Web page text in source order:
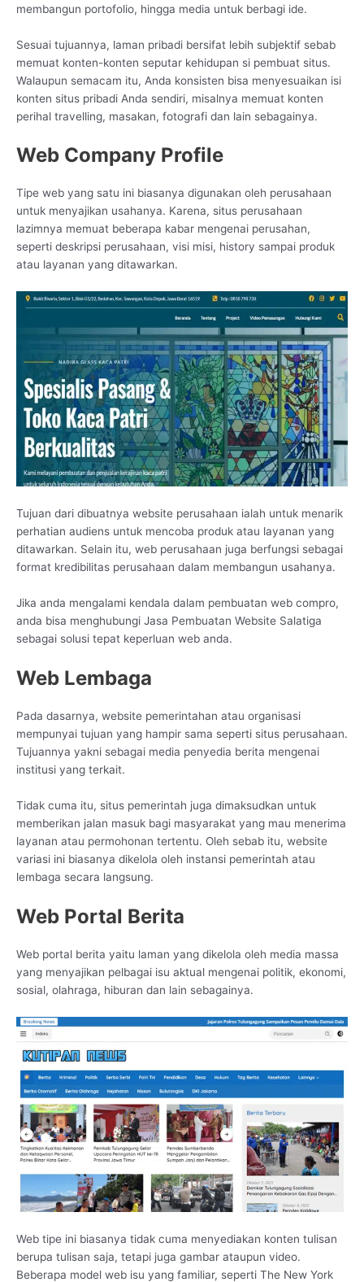
membangun portofolio, hingga media untuk berbagi ide.
Sesuai tujuannya, laman pribadi bersifat lebih subjektif sebab
memuat konten-konten seputar kehidupan si pembuat situs.
Walaupun semacam itu, Anda konsisten bisa menyesuaikan isi
konten situs pribadi Anda sendiri, misalnya memuat konten
perihal travelling, masakan, fotografi dan lain sebagainya.
Web Company Profile
Tipe web yang satu ini biasanya digunakan oleh perusahaan
untuk menyajikan usahanya. Karena, situs perusahaan
lazimnya memuat beberapa kabar mengenai perusahan,
seperti deskripsi perusahaan, visi misi, history sampai produk
atau layanan yang ditawarkan.
Tujuan dari dibuatnya website perusahaan ialah untuk menarik
perhatian audiens untuk mencoba produk atau layanan yang
ditawarkan. Selain itu, web perusahaan juga berfungsi sebagai
format kredibilitas perusahaan dalam membangun usahanya.
Jika anda mengalami kendala dalam pembuatan web compro,
anda bisa menghubungi Jasa Pembuatan Website Salatiga
sebagai solusi tepat keperluan web anda.
Web Lembaga
Pada dasarnya, website pemerintahan atau organisasi
mempunyai tujuan yang hampir sama seperti situs perusahaan.
Tujuannya yakni sebagai media penyedia berita mengenai
institusi yang terkait.
Tidak cuma itu, situs pemerintah juga dimaksudkan untuk
memberikan jalan masuk bagi masyarakat yang mau menerima
layanan atau permohonan tertentu. Oleh sebab itu, website
variasi ini biasanya dikelola oleh instansi pemerintah atau
lembaga secara langsung.
Web Portal Berita
Web portal berita yaitu laman yang dikelola oleh media massa
yang menyajikan pelbagai isu aktual mengenai politik, ekonomi,
sosial, olahraga, hiburan dan lain sebagainya.
Web tipe ini biasanya tidak cuma menyediakan konten tulisan
berupa tulisan saja, tetapi juga gambar ataupun video.
Beberapa model web isu yang familiar, seperti The New York